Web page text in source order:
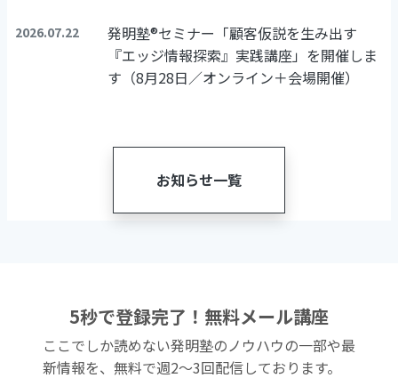
2026.07.22
発明塾®セミナー「顧客仮説を生み出す
『エッジ情報探索』実践講座」を開催しま
す（8月28日／オンライン＋会場開催）
お知らせ一覧
5秒で登録完了！無料メール講座
ここでしか読めない発明塾のノウハウの一部や最
新情報を、無料で週2〜3回配信しております。